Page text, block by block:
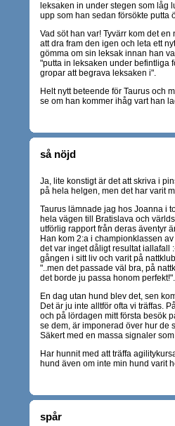
leksaken in under stegen som låg
upp som han sedan försökte putta
Vad söt han var! Tyvärr kom det
att dra fram den igen och leta ett
gömma om sin leksak innan han
"putta in leksaken under befintliga
gropar att begrava leksaken i".
Helt nytt beteende för Taurus och
se om han kommer ihåg vart han
så nöjd
Ja, lite konstigt är det att skriva i
på hela helgen, men det har varit
Taurus lämnade jag hos Joanna i
hela vägen till Bratislava och
utförlig rapport från deras äventyr
Han kom 2:a i championklassen
det var inget dåligt resultat iallafall
gången i sitt liv och varit på
"..men det passade väl bra, på
det borde ju passa honom perfekt!".
En dag utan hund blev det, sen
Det är ju inte alltför ofta vi träffas.
och på lördagen mitt första besök
se dem, är imponerad över hur de
Säkert med en massa signaler
Har hunnit med att träffa
hund även om inte min hund varit
spår